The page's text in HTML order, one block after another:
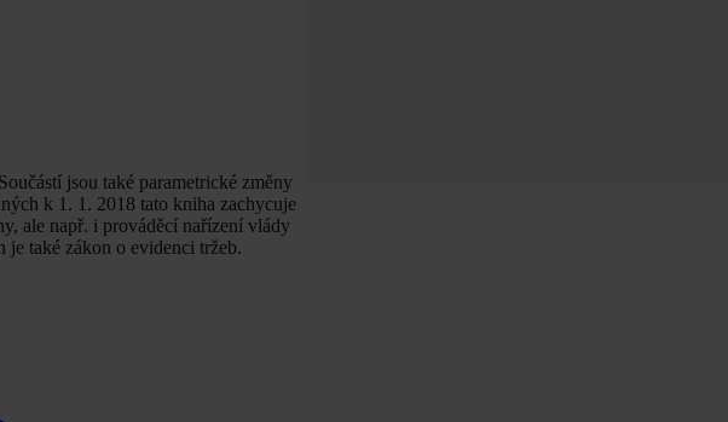
jsou také parametrické změny
k 1. 1. 2018 tato kniha zachycuje
ale např. i prováděcí nařízení vlády
je také zákon o evidenci tržeb.